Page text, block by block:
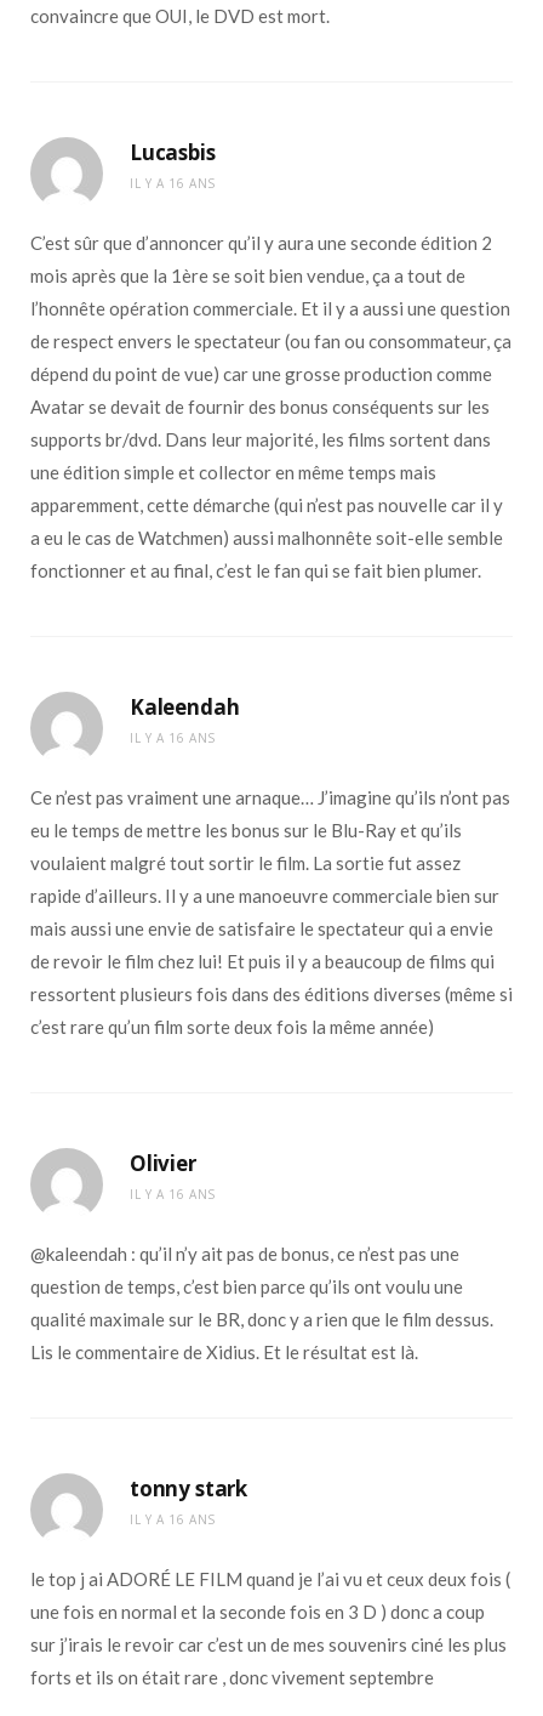
convaincre que OUI, le DVD est mort.
Lucasbis
IL Y A 16 ANS
C’est sûr que d’annoncer qu’il y aura une seconde édition 2
mois après que la 1ère se soit bien vendue, ça a tout de
l’honnête opération commerciale. Et il y a aussi une question
de respect envers le spectateur (ou fan ou consommateur, ça
dépend du point de vue) car une grosse production comme
Avatar se devait de fournir des bonus conséquents sur les
supports br/dvd. Dans leur majorité, les films sortent dans
une édition simple et collector en même temps mais
apparemment, cette démarche (qui n’est pas nouvelle car il y
a eu le cas de Watchmen) aussi malhonnête soit-elle semble
fonctionner et au final, c’est le fan qui se fait bien plumer.
Kaleendah
IL Y A 16 ANS
Ce n’est pas vraiment une arnaque… J’imagine qu’ils n’ont pas
eu le temps de mettre les bonus sur le Blu-Ray et qu’ils
voulaient malgré tout sortir le film. La sortie fut assez
rapide d’ailleurs. Il y a une manoeuvre commerciale bien sur
mais aussi une envie de satisfaire le spectateur qui a envie
de revoir le film chez lui! Et puis il y a beaucoup de films qui
ressortent plusieurs fois dans des éditions diverses (même si
c’est rare qu’un film sorte deux fois la même année)
Olivier
IL Y A 16 ANS
@kaleendah : qu’il n’y ait pas de bonus, ce n’est pas une
question de temps, c’est bien parce qu’ils ont voulu une
qualité maximale sur le BR, donc y a rien que le film dessus.
Lis le commentaire de Xidius. Et le résultat est là.
tonny stark
IL Y A 16 ANS
le top j ai ADORÉ LE FILM quand je l’ai vu et ceux deux fois (
une fois en normal et la seconde fois en 3 D ) donc a coup
sur j’irais le revoir car c’est un de mes souvenirs ciné les plus
forts et ils on était rare , donc vivement septembre